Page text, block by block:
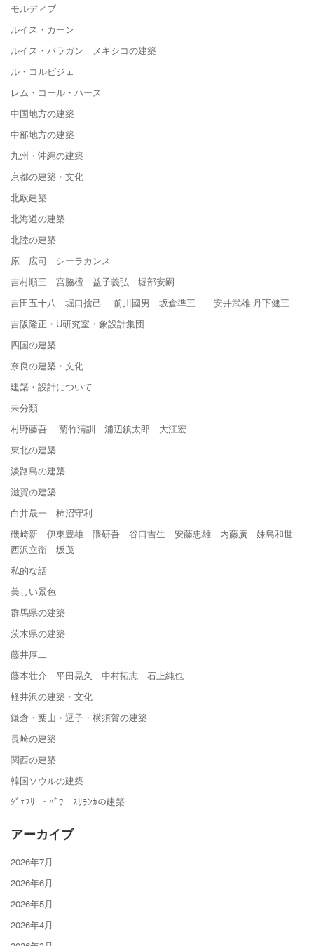
モルディブ
ルイス・カーン
ルイス・バラガン メキシコの建築
ル・コルビジェ
レム・コール・ハース
中国地方の建築
中部地方の建築
九州・沖縄の建築
京都の建築・文化
北欧建築
北海道の建築
北陸の建築
原 広司 シーラカンス
吉村順三 宮脇檀 益子義弘 堀部安嗣
吉田五十八 堀口捨己 前川國男 坂倉準三 安井武雄 丹下健三
吉阪隆正・U研究室・象設計集団
四国の建築
奈良の建築・文化
建築・設計について
未分類
村野藤吾 菊竹清訓 浦辺鎮太郎 大江宏
東北の建築
淡路島の建築
滋賀の建築
白井晟一 柿沼守利
磯崎新 伊東豊雄 隈研吾 谷口吉生 安藤忠雄 内藤廣 妹島和世
西沢立衛 坂茂
私的な話
美しい景色
群馬県の建築
茨木県の建築
藤井厚二
藤本壮介 平田晃久 中村拓志 石上純也
軽井沢の建築・文化
鎌倉・葉山・逗子・横須賀の建築
長崎の建築
関西の建築
韓国ソウルの建築
ｼﾞｪﾌﾘｰ・ﾊﾞﾜ ｽﾘﾗﾝｶの建築
アーカイブ
2026年7月
2026年6月
2026年5月
2026年4月